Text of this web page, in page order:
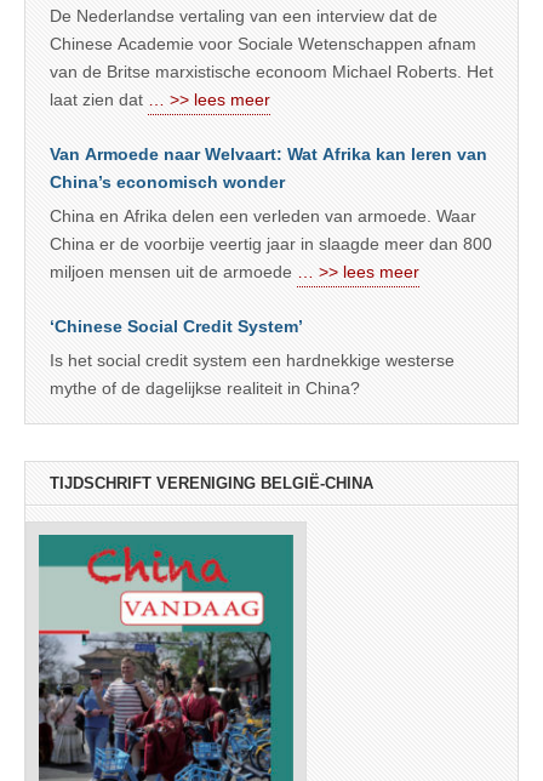
De Nederlandse vertaling van een interview dat de
Chinese Academie voor Sociale Wetenschappen afnam
van de Britse marxistische econoom Michael Roberts. Het
laat zien dat
… >> lees meer
Van Armoede naar Welvaart: Wat Afrika kan leren van
China’s economisch wonder
China en Afrika delen een verleden van armoede. Waar
China er de voorbije veertig jaar in slaagde meer dan 800
miljoen mensen uit de armoede
… >> lees meer
‘Chinese Social Credit System’
Is het social credit system een hardnekkige westerse
mythe of de dagelijkse realiteit in China?
TIJDSCHRIFT VERENIGING BELGIË-CHINA